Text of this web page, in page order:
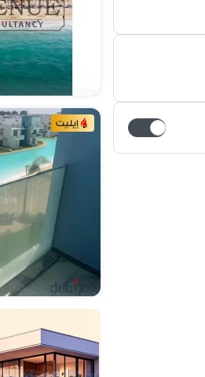
إيليت